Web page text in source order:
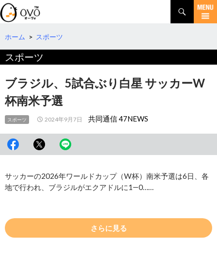
検
索
コ
テ
へ
ホーム > スポーツ
スポーツ
ブラジル、5試合ぶり白星 サッカーW
杯南米予選
スポーツ 2024年9月7日 共同通信 47NEWS
サッカーの2026年ワールドカップ（W杯）南米予選は6日、各
地で行われ、ブラジルがエクアドルに1―0……
さらに見る